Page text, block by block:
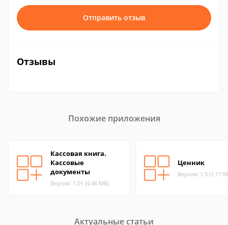
Отправить отзыв
Отзывы
Похожие приложения
Кассовая книга.
Кассовые
документы
Версия: 1.01 (4.46 МБ)
Ценник
Версия: 1.5 (1.17
Актуальные статьи